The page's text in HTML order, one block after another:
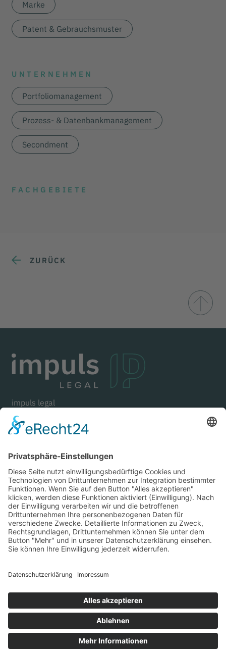
Marke
Patent & Gebrauchsmuster
UNTERNEHMEN
Portfoliomanagement
Prozess- & Datenbankmanagement
Secondment
FACHGEBIETE
ZURÜCK
impuls legal
Goethestraße 21
80336 Munich
+49 (0) 89 . 125 01 21 70
mail@impuls-legal.com
LinkedIn
Kompetenzen
Team
Karriere